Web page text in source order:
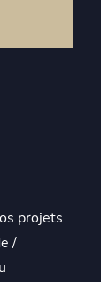
projets
/